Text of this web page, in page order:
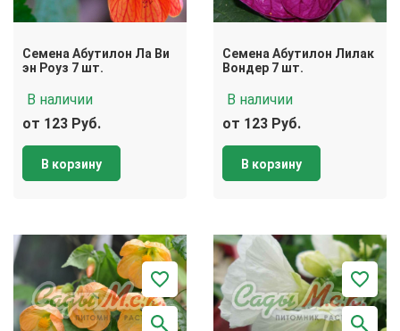
Семена Абутилон Ла Ви
эн Роуз 7 шт.
В наличии
от 123 Руб.
В корзину
Семена Абутилон Лилак
Вондер 7 шт.
В наличии
от 123 Руб.
В корзину